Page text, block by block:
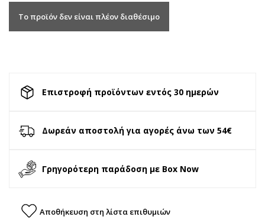
Το προϊόν δεν είναι πλέον διαθέσιμο
Επιστροφή προϊόντων εντός 30 ημερών
Δωρεάν αποστολή για αγορές άνω των 54€
Γρηγορότερη παράδοση με Box Now
Αποθήκευση στη λίστα επιθυμιών